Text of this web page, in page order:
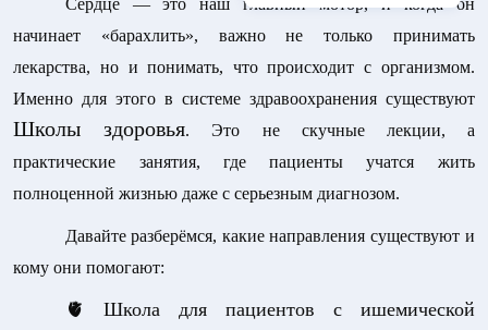
начинает «барахлить», важно не только принимать
лекарства, но и понимать, что происходит с организмом.
Именно для этого в системе здравоохранения существуют
Школы здоровья. Это не скучные лекции, а
практические занятия, где пациенты учатся жить
полноценной жизнью даже с серьезным диагнозом.
Давайте разберёмся, какие направления существуют и
кому они помогают:
🫀 Школа для пациентов с ишемической